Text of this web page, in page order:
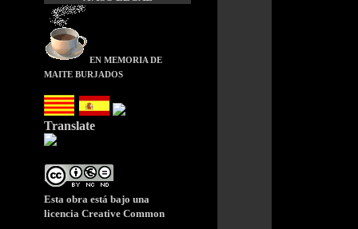
EN MEMORIA DE
MAITE BURJADOS
Translate
Esta obra está bajo una
licencia Creative Common